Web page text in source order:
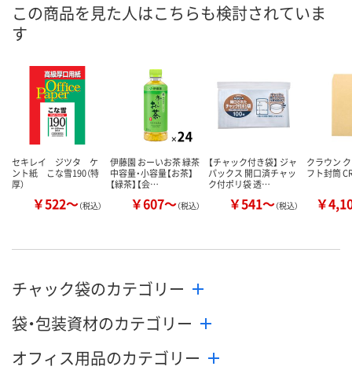
この商品を見た人はこちらも検討されていま
す
セキレイ ジツタ ケ
ント紙 こな雪190（特
厚）
￥522～（税込）
伊藤園 おーいお茶 緑茶
中容量・小容量【お茶】
【緑茶】【会…
￥607～（税込）
【チャック付き袋】 ジャ
パックス 開口済チャッ
ク付ポリ袋 透…
￥541～（税込）
クラウン
フト封筒
￥
チャック袋のカテゴリー
袋・包装資材のカテゴリー
オフィス用品のカテゴリー